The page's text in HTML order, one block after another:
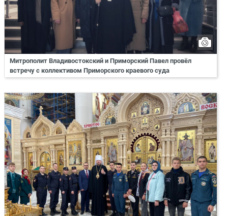
Митрополит Владивостокский и Приморский Павел провёл
встречу с коллективом Приморского краевого суда